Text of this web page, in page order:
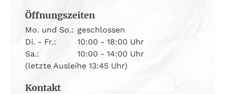
Öffnungszeiten
Mo. und So.: geschlossen
Di. - Fr.:
10:00 - 18:00 Uhr
Sa.:
10:00 - 14:00 Uhr
(letzte Ausleihe 13:45 Uhr)
Kontakt